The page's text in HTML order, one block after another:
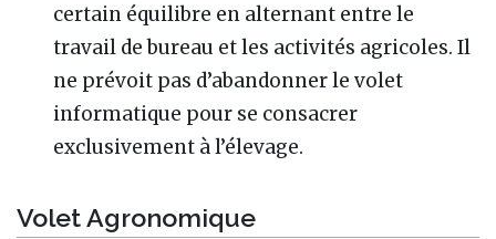
certain équilibre en alternant entre le
travail de bureau et les activités agricoles. Il
ne prévoit pas d’abandonner le volet
informatique pour se consacrer
exclusivement à l’élevage.
Volet Agronomique